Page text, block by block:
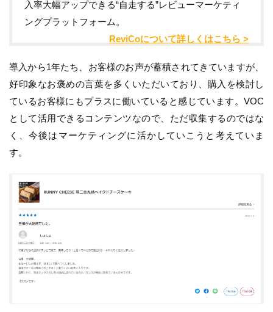
入率大幅アップできる“自走する”レビューマーケティ
ングプラットフォーム。
ReviCoについて詳しくはこちら >
導入から1年たち、お客様のお声が蓄積されてきていますが、
好印象なお褒めの言葉を多くいただいており、購入を検討し
ているお客様にもプラスに働いていると感じています。VOC
として活用できるコンテンツなので、ただ収集するのではな
く、今後はマーケティングに活かしていこうと考えていま
す。